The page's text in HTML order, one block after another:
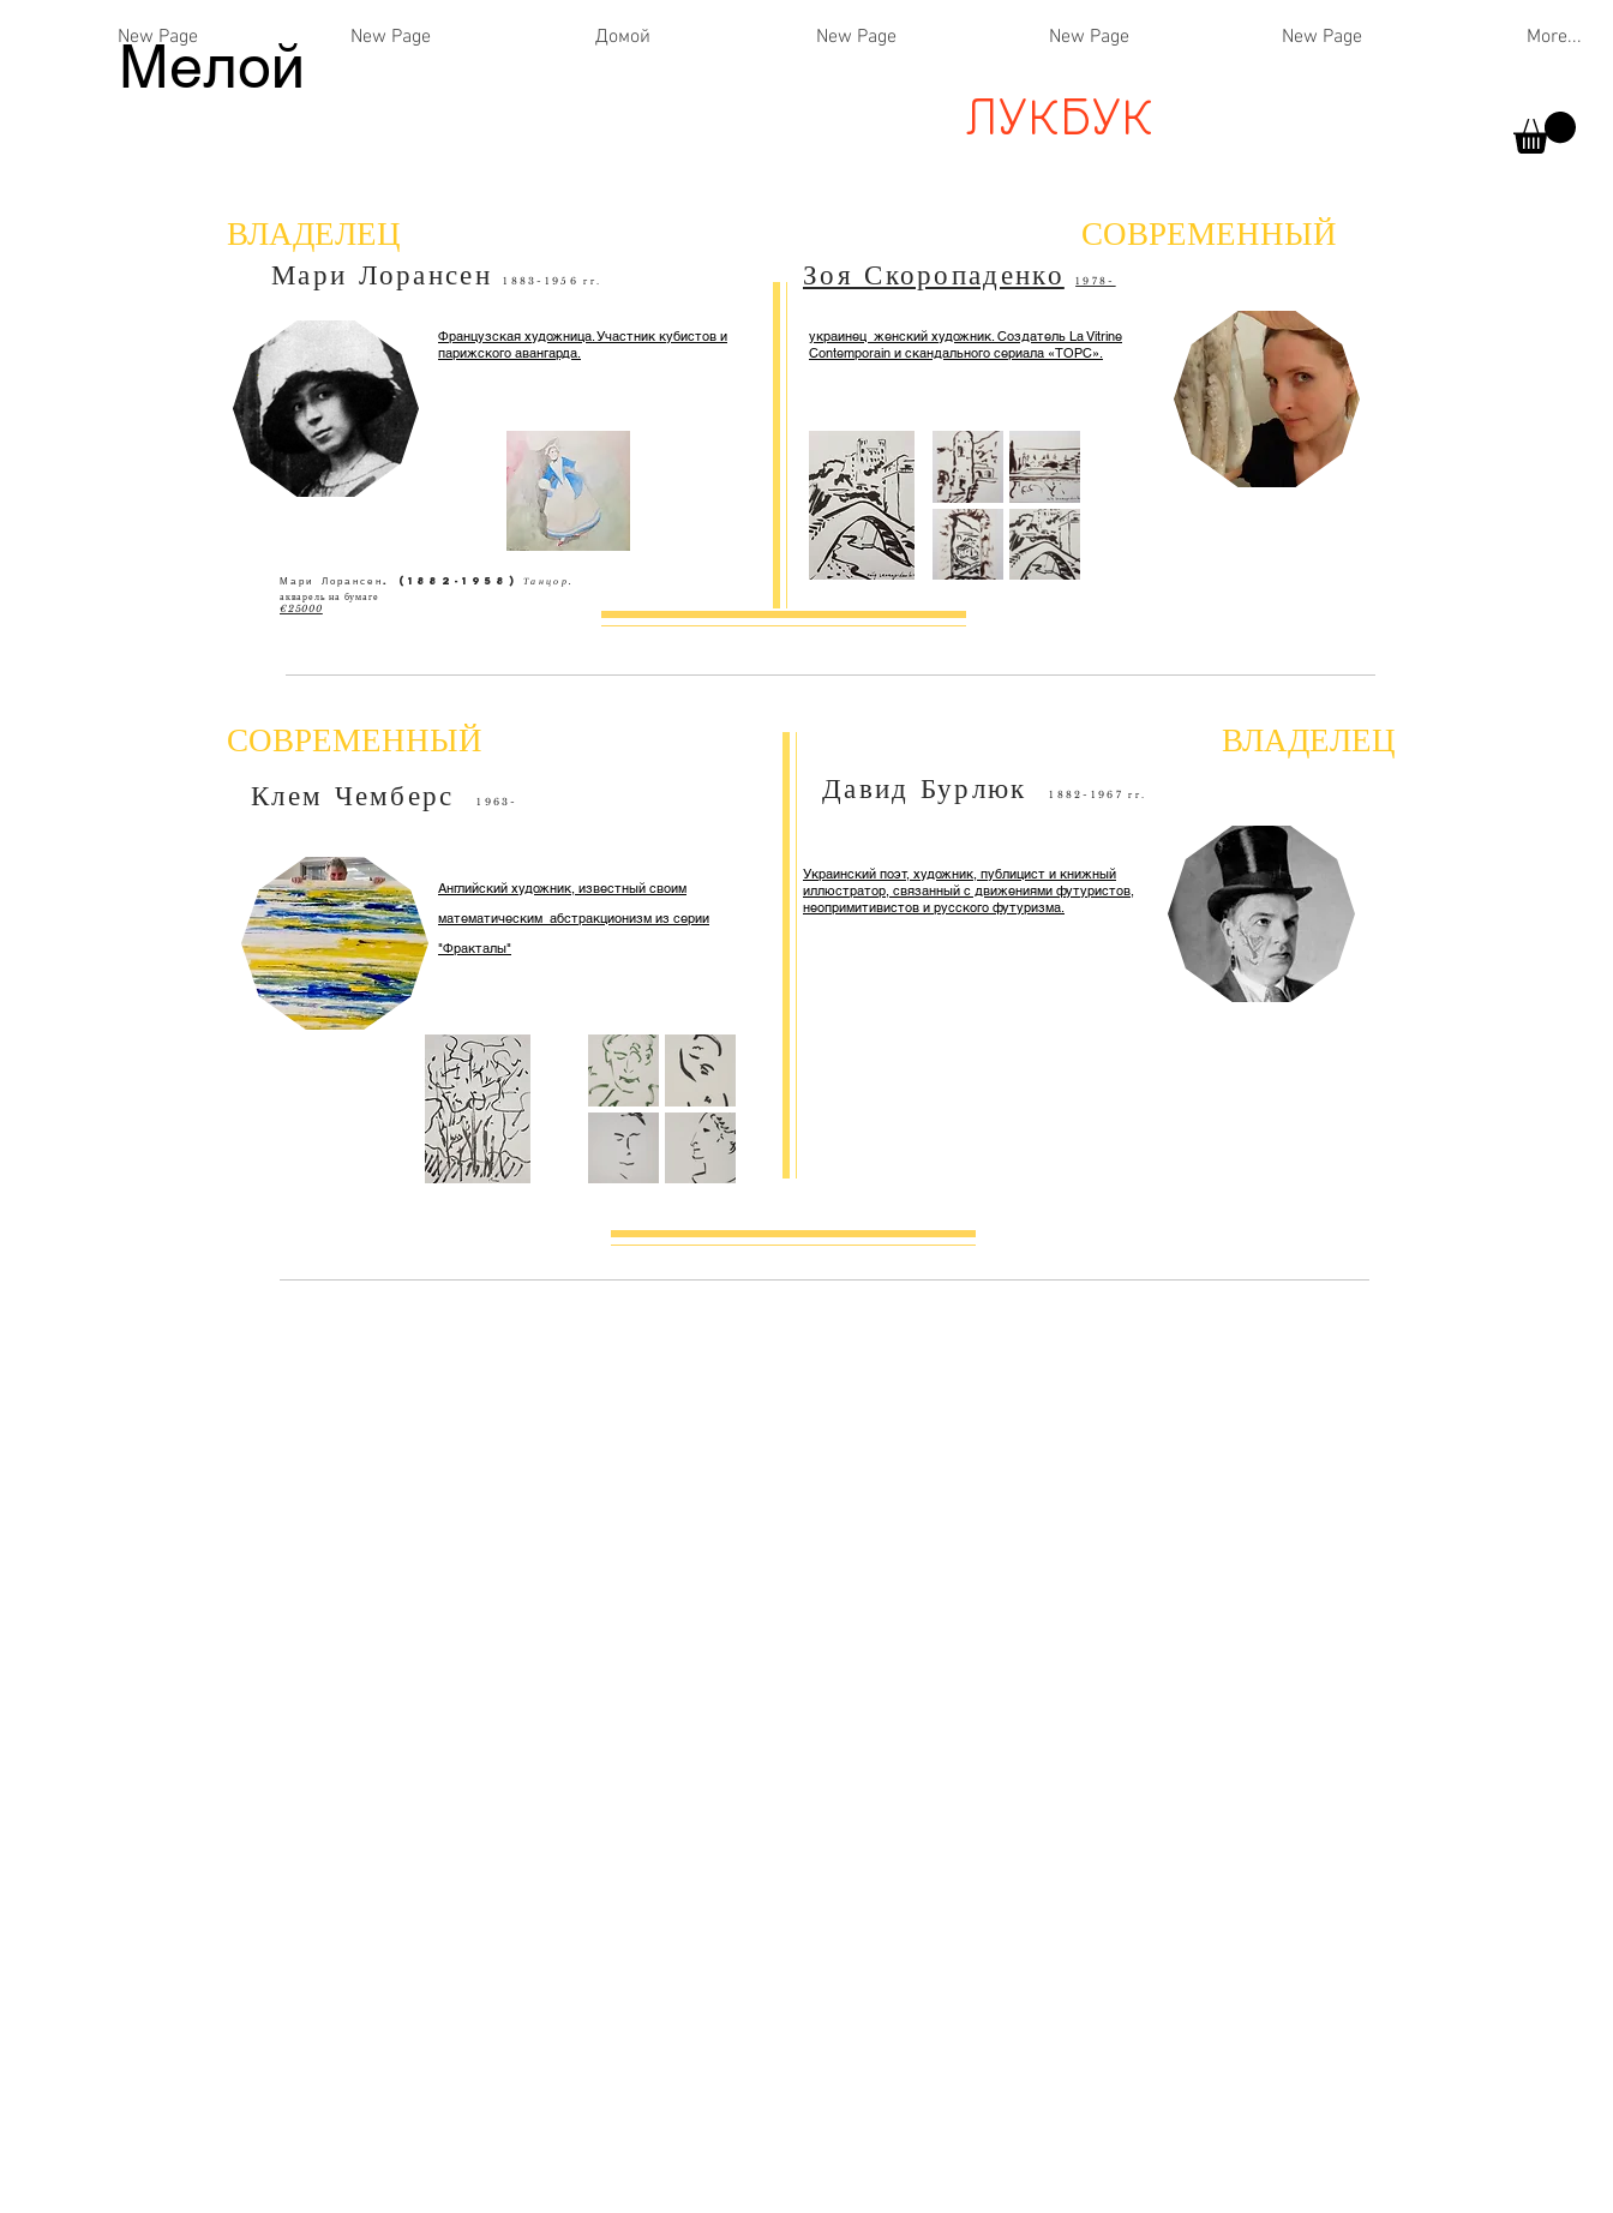
Мелой
New Page New Page Домой New Page New Page New Page More...
ЛУКБУК
ВЛАДЕЛЕЦ СОВРЕМЕННЫЙ
Мари Лорансен 1883-1956 гг.
Французская художница. Участник кубистов и
парижского авангарда.
Зоя Скоропаденко 1978-
украинец женский художник. Создатель La Vitrine
Contemporain и скандального сериала «ТОРС».
Мари Лорансен. (1882-1958)
Танцор.
акварель на бумаге
€25000
СОВРЕМЕННЫЙ
Клем Чемберс 1963-
Английский художник, известный своим
математическим абстракционизм из серии
"Фракталы"
ВЛАДЕЛЕЦ
Давид Бурлюк 1882-1967 гг.
Украинский поэт, художник, публицист и книжный
иллюстратор, связанный с движениями футуристов,
неопримитивистов и русского футуризма.